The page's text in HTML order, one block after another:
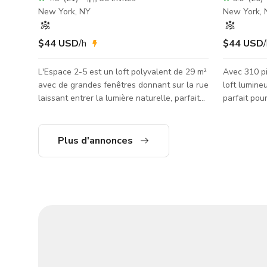
New York, NY
$44 USD/h
L'Espace 2-5 est un loft polyvalent de 29 m²
avec de grandes fenêtres donnant sur la rue
laissant entrer la lumière naturelle, parfait
plus encore ! Son mur miroir ajoute une
touche d'élégance et peut être utilisé pour
New York,
$44 USD
Avec 310
loft
parfait
Plus d'annonces